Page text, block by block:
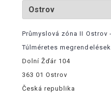
Průmyslová zóna II Ostrov
Túlméretes
Dolní Žďár 104
363 01 Ostrov
Česká republika